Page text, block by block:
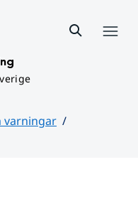
varningar